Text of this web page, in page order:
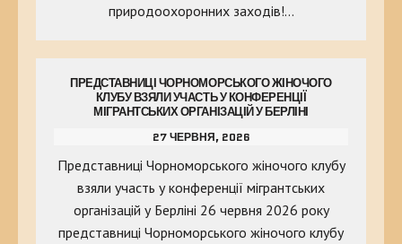
природоохоронних заходів!…
ПРЕДСТАВНИЦІ ЧОРНОМОРСЬКОГО ЖІНОЧОГО
КЛУБУ ВЗЯЛИ УЧАСТЬ У КОНФЕРЕНЦІЇ
МІГРАНТСЬКИХ ОРГАНІЗАЦІЙ У БЕРЛІНІ
27 ЧЕРВНЯ, 2026
Представниці Чорноморського жіночого клубу
взяли участь у конференції мігрантських
організацій у Берліні 26 червня 2026 року
представниці Чорноморського жіночого клубу